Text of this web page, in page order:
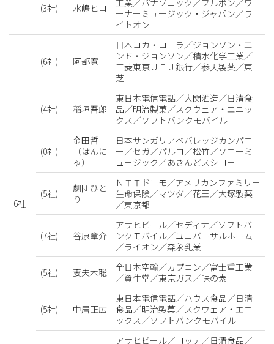
(3社) 水嶋ヒロ
ーナーミュージック・ジャパン／ラ
イトオン
6社
(6社) 阿部寛
日本コカ・コーラ／ジョンソン・エ
ンド・ジョンソン／積水化学工業／
三菱東京ＵＦＪ銀行／参天製薬／東
芝
(4社) 稲垣吾郎
東日本電信電話／大関酒造／日清食
品／明治製菓／スクウェア・エニッ
クス／ソフトバンクモバイル
(0社)
金田哲
（はんに
ゃ）
日本サンガリアベバレッジカンパニ
ー／セガ／パルコ／松竹／ソニーミ
ュージック／あきんどスシロー
(5社)
劇団ひと
り
ＮＴＴドコモ／アメリカンファミリー
生命保険／マツダ／花王／大塚製薬
／東京都
(7社) 谷原章介
アサヒビール／セディナ／ソフトバ
ンクモバイル／ユニバーサルホーム
／ライオン／森永乳業
(5社) 妻夫木聡
全日本空輸／カプコン／富士重工業
／資生堂／東京ガス／味の素
(5社) 中居正広
東日本電信電話／ハウス食品／日清
食品／明治製菓／スクウェア・エニ
ックス／ソフトバンクモバイル
アサヒビール／ロッテ／日清食品／